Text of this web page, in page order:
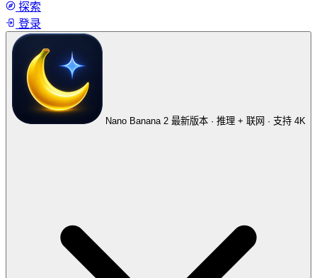
探索
登录
Nano Banana 2 最新版本 · 推理 + 联网 · 支持 4K